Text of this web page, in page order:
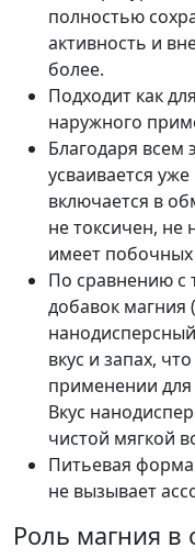
полностью
активность и
более.
Подходит как
наружного
Благодаря всем
усваивается
включается в
не токсичен, не
имеет
По сравнению
добавок магния
вкус и запах,
применении для
Вкус
чистой мягкой
Питьевая форма
не вызывает
Роль магния в